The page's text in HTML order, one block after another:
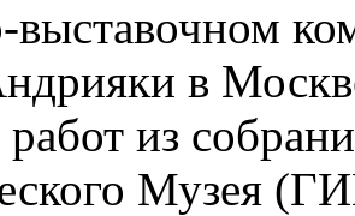
в
из
Музея